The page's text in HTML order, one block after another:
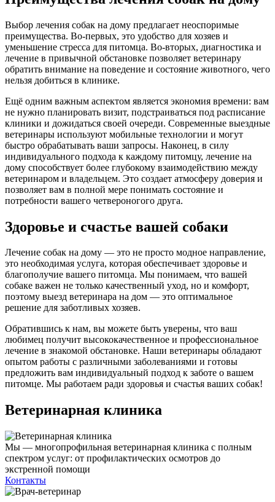
Выбор лечения собак на дому предлагает неоспоримые
преимущества. Во-первых, это удобство для хозяев и
уменьшение стресса для питомца. Во-вторых, диагностика и
лечение в привычной обстановке позволяет ветеринару
обратить внимание на поведение и состояние животного, чего
нельзя добиться в клинике.
Ещё одним важным аспектом является экономия времени: вам
не нужно планировать визит, подстраиваться под расписание
клиники и дожидаться своей очереди. Современные выездные
ветеринары используют мобильные технологии и могут
быстро обрабатывать ваши запросы. Наконец, в силу
индивидуального подхода к каждому питомцу, лечение на
дому способствует более глубокому взаимодействию между
ветеринаром и владельцем. Это создает атмосферу доверия и
позволяет вам в полной мере понимать состояние и
потребности вашего четвероногого друга.
Здоровье и счастье вашей собаки
Лечение собак на дому — это не просто модное направление,
это необходимая услуга, которая обеспечивает здоровье и
благополучие вашего питомца. Мы понимаем, что вашей
собаке важен не только качественный уход, но и комфорт,
поэтому выезд ветеринара на дом — это оптимальное
решение для заботливых хозяев.
Обратившись к нам, вы можете быть уверены, что ваш
любимец получит высококачественное и профессиональное
лечение в знакомой обстановке. Наши ветеринары обладают
опытом работы с различными заболеваниями и готовы
предложить вам индивидуальный подход к заботе о вашем
питомце. Мы работаем ради здоровья и счастья ваших собак!
Ветеринарная клиника
Мы — многопрофильная ветеринарная клиника с полным
спектром услуг: от профилактических осмотров до
экстренной помощи
Контакты